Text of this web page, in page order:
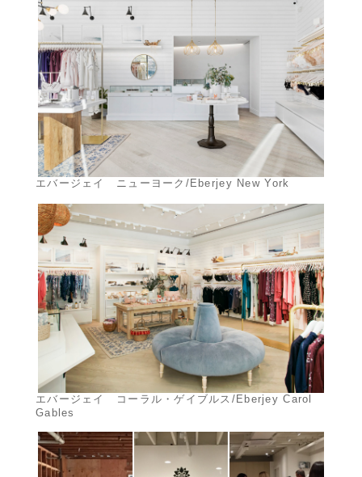
エバージェイ ニューヨーク/Eberjey New York
エバージェイ コーラル・ゲイブルス/Eberjey Carol
Gables